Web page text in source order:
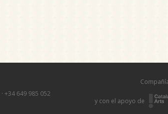
· +34 649 985 052
y con el apoyo de